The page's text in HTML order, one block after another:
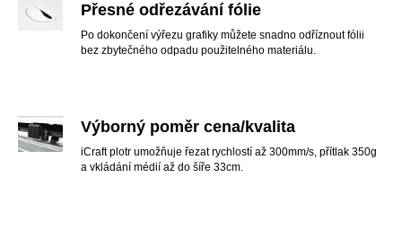
Přesné odřezávání fólie
Po dokončení výřezu grafiky můžete snadno odříznout fólii
bez zbytečného odpadu použitelného materiálu.
Výborný poměr cena/kvalita
iCraft plotr umožňuje řezat rychlostí až 300mm/s, přítlak 350g
a vkládání médií až do šíře 33cm.